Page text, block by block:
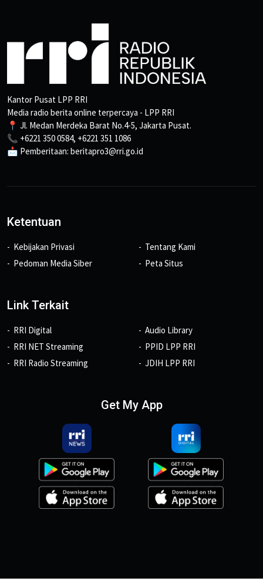
Kantor Pusat LPP RRI
Media radio berita online terpercaya - LPP RRI
📍 Jl. Medan Merdeka Barat No.4-5, Jakarta Pusat.
📞 +6221 350 0584, +6221 351 1086
📩 Pemberitaan: beritapro3@rri.go.id
Ketentuan
Kebijakan Privasi
Pedoman Media Siber
Tentang Kami
Peta Situs
Link Terkait
RRI Digital
RRI NET Streaming
RRI Radio Streaming
Audio Library
PPID LPP RRI
JDIH LPP RRI
Get My App